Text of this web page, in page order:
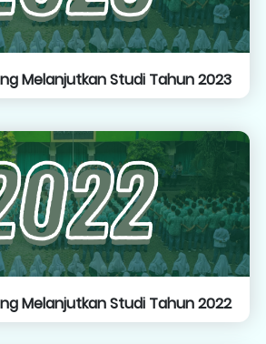
Melanjutkan Studi Tahun 2023
Melanjutkan Studi Tahun 2022